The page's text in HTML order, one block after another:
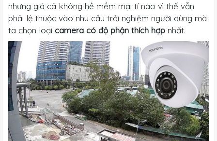
nhưng giá cả không hề mềm mại tí nào vì thế vẫn
phải lệ thuộc vào nhu cầu trải nghiệm người dùng mà
ta chọn loại camera có độ phận thích hợp nhất.